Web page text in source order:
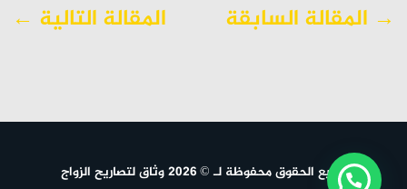
→ المقالة السابقة المقالة التالية ←
جميع الحقوق محفوظة لـ © 2026 وثاق لتصاريح الزواج